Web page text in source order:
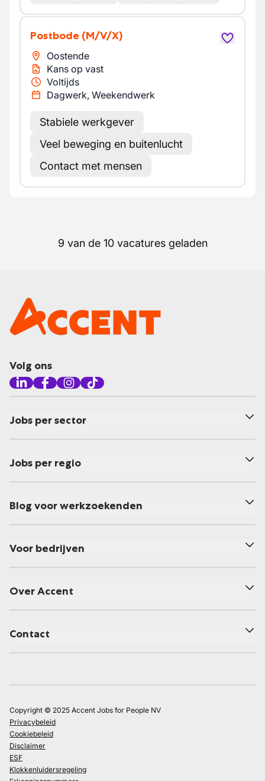
Postbode (M/V/X)
Oostende
Kans op vast
Voltijds
Dagwerk, Weekendwerk
Stabiele werkgever
Veel beweging en buitenlucht
Contact met mensen
9 van de 10 vacatures geladen
Volg ons
Jobs per sector
Jobs per regio
Blog voor werkzoekenden
Voor bedrijven
Over Accent
Contact
Copyright © 2025 Accent Jobs for People NV
Privacybeleid
Cookiebeleid
Disclaimer
ESF
Klokkenluidersregeling